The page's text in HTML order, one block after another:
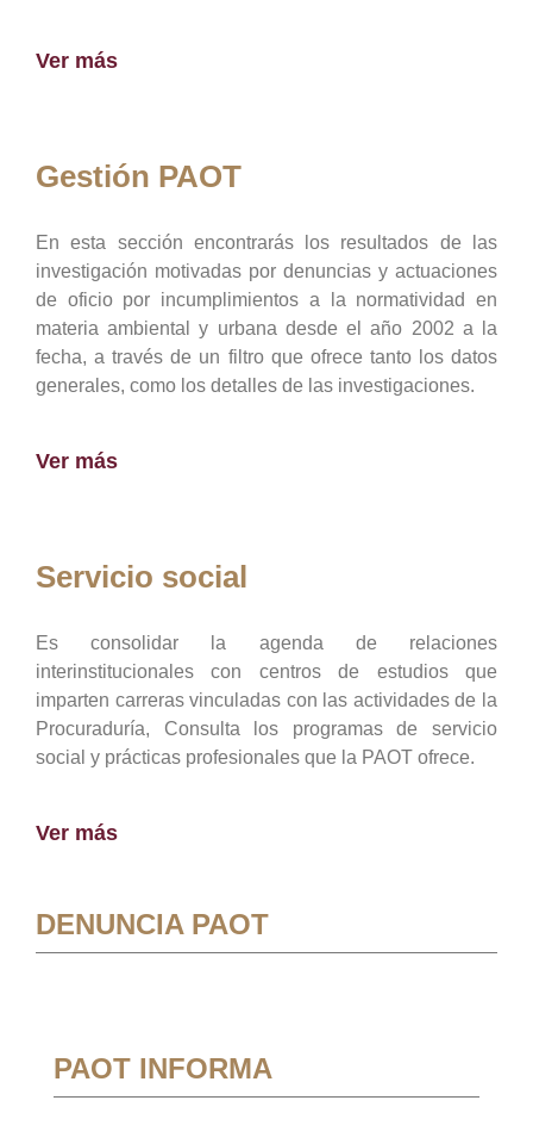
Ver más
Gestión PAOT
En esta sección encontrarás los resultados de las
investigación motivadas por denuncias y actuaciones
de oficio por incumplimientos a la normatividad en
materia ambiental y urbana desde el año 2002 a la
fecha, a través de un filtro que ofrece tanto los datos
generales, como los detalles de las investigaciones.
Ver más
Servicio social
Es consolidar la agenda de relaciones
interinstitucionales con centros de estudios que
imparten carreras vinculadas con las actividades de la
Procuraduría, Consulta los programas de servicio
social y prácticas profesionales que la PAOT ofrece.
Ver más
DENUNCIA PAOT
PAOT INFORMA